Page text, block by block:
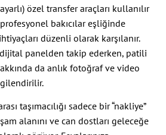
özel transfer araçları kullanılır
bakıcılar eşliğinde
düzenli olarak karşılanır.
dijital panelden takip ederken, patili
da anlık fotoğraf ve video
taşımacılığı sadece bir “nakliye”
alanını ve can dostları geleceğe